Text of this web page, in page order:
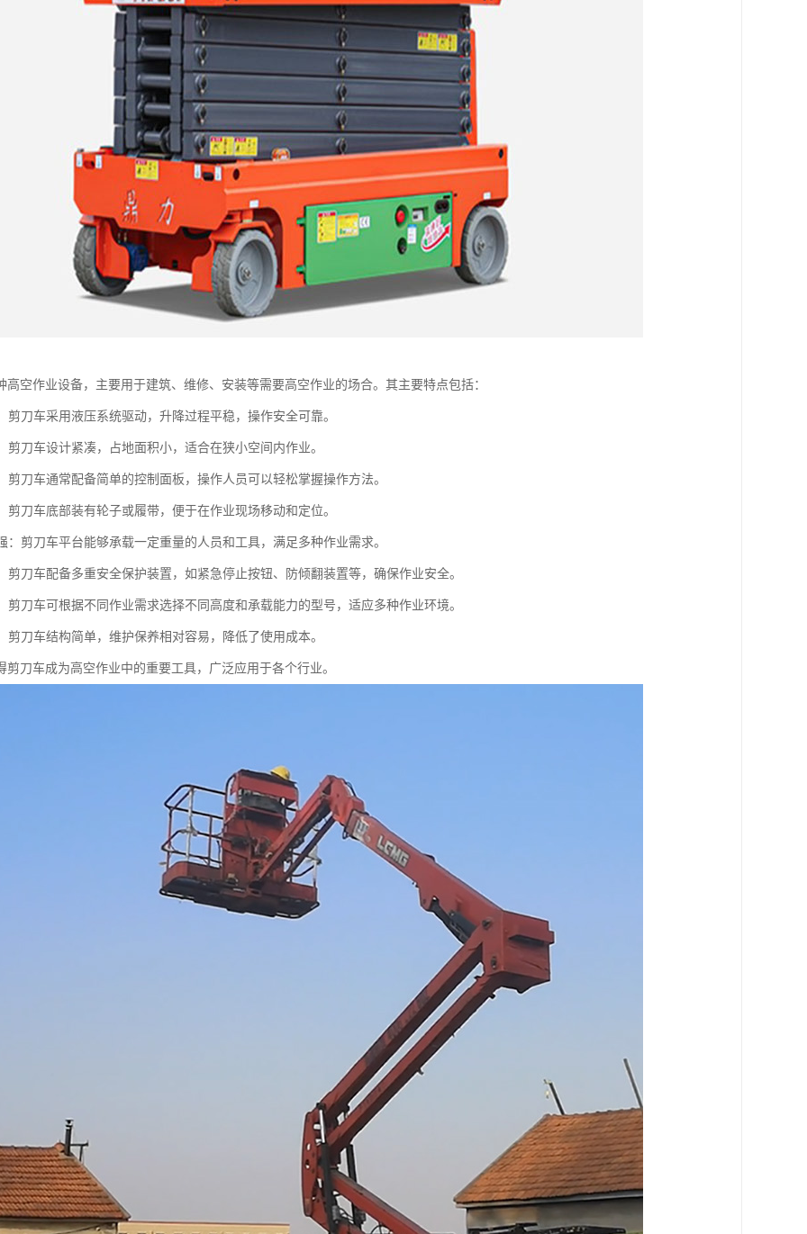
高空作业设备，主要用于建筑、维修、安装等需要高空作业的场合。其主要特点包括：
剪刀车采用液压系统驱动，升降过程平稳，操作安全可靠。
剪刀车设计紧凑，占地面积小，适合在狭小空间内作业。
剪刀车通常配备简单的控制面板，操作人员可以轻松掌握操作方法。
剪刀车底部装有轮子或履带，便于在作业现场移动和定位。
：剪刀车平台能够承载一定重量的人员和工具，满足多种作业需求。
剪刀车配备多重安全保护装置，如紧急停止按钮、防倾翻装置等，确保作业安全。
剪刀车可根据不同作业需求选择不同高度和承载能力的型号，适应多种作业环境。
剪刀车结构简单，维护保养相对容易，降低了使用成本。
剪刀车成为高空作业中的重要工具，广泛应用于各个行业。